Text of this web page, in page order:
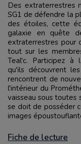
Des extraterrestres menacent d'envahir la Terre et c'est à
SG1 de défendre la
des étoiles, cette
galaxie en quête
extraterrestres pour
tout sur les
Teal'c. Participez à
qu'ils découvrent
rencontrent de
l'intérieur du
vaisseau sous toutes
se doit de posséder
images
Fiche de lecture